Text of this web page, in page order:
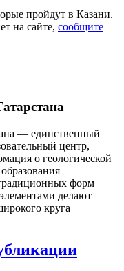
пройдут в Казани.
на сайте, сообщите
— единственный
центр,
о геологической
форм
делают
круга